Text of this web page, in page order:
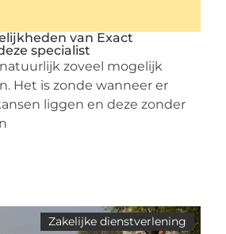
van Exact
specialist
zoveel mogelijk
Het is zonde wanneer er
liggen en deze zonder
Zakelijke dienstverlening